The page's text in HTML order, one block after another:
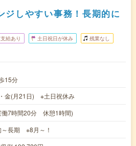
ジしやすい事務！長期的に
給あり 土日祝日が休み 残業なし
15分
金(月21日) ※土日祝休み
働7時間20分 休憩1時間)
長期 ※8月～！